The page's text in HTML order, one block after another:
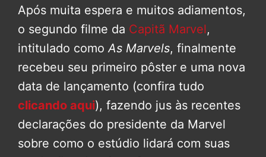
Após muita espera e muitos adiamentos,
o segundo filme da Capitã Marvel,
intitulado como As Marvels, finalmente
recebeu seu primeiro pôster e uma nova
data de lançamento (confira tudo
clicando aqui), fazendo jus às recentes
declarações do presidente da Marvel
sobre como o estúdio lidará com suas